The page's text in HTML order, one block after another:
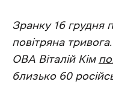
Зранку 16 грудня
повітряна
ОВА Віталій Кім
близько 60